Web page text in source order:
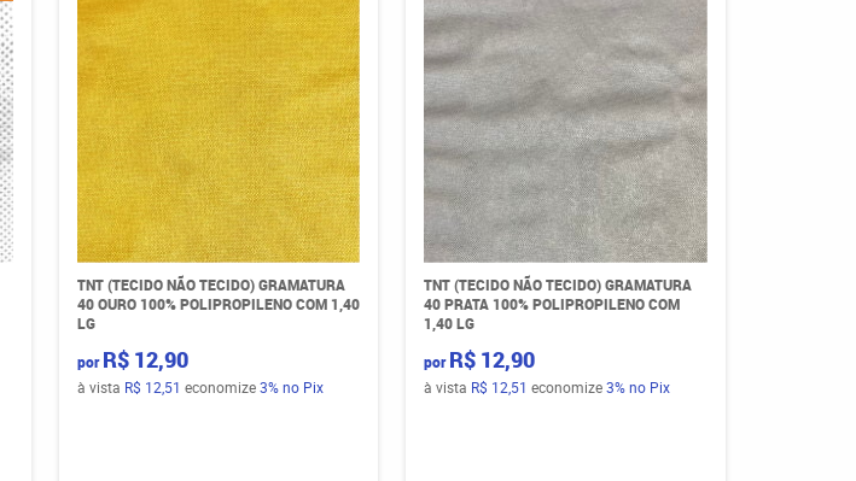
TNT (TECIDO NÃO TECIDO) GRAMATURA
40 OURO 100% POLIPROPILENO COM 1,40
LG
por R$ 12,90
à vista R$ 12,51 economize3% no Pix
TNT (TECIDO NÃO TECIDO) GRAMATURA
40 PRATA 100% POLIPROPILENO COM
1,40 LG
por R$ 12,90
à vista R$ 12,51 economize3%no Pix